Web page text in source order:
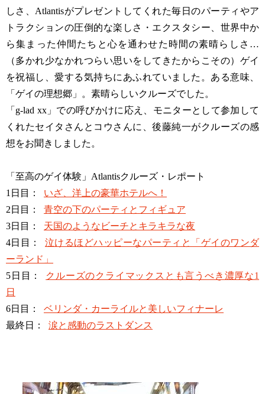
しさ、Atlantisがプレゼントしてくれた毎日のパーティやア
トラクションの圧倒的な楽しさ・エクスタシー、世界中か
ら集まった仲間たちと心を通わせた時間の素晴らしさ…
（多かれ少なかれつらい思いをしてきたからこその）ゲイ
を祝福し、愛する気持ちにあふれていました。ある意味、
「ゲイの理想郷」。素晴らしいクルーズでした。
「g-lad xx」での呼びかけに応え、モニターとして参加して
くれたセイタさんとコウさんに、後藤純一がクルーズの感
想をお聞きしました。
「至高のゲイ体験」Atlantisクルーズ・レポート
1日目：
いざ、洋上の豪華ホテルへ！
2日目：
青空の下のパーティとフィギュア
3日目：
天国のようなビーチとキラキラな夜
4日目：
泣けるほどハッピーなパーティと「ゲイのワンダ
ーランド」
5日目：
クルーズのクライマックスとも言うべき濃厚な1
日
6日目：
ベリンダ・カーライルと美しいフィナーレ
最終日：
涙と感動のラストダンス